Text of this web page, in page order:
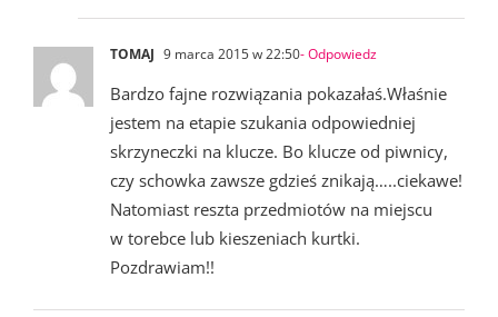
TOMAJ 9 marca 2015 w 22:50- Odpowiedz
Bardzo fajne rozwiązania pokazałaś.Właśnie
jestem na etapie szukania odpowiedniej
skrzyneczki na klucze. Bo klucze od piwnicy,
czy schowka zawsze gdzieś znikają…..ciekawe!
Natomiast reszta przedmiotów na miejscu
w torebce lub kieszeniach kurtki.
Pozdrawiam!!